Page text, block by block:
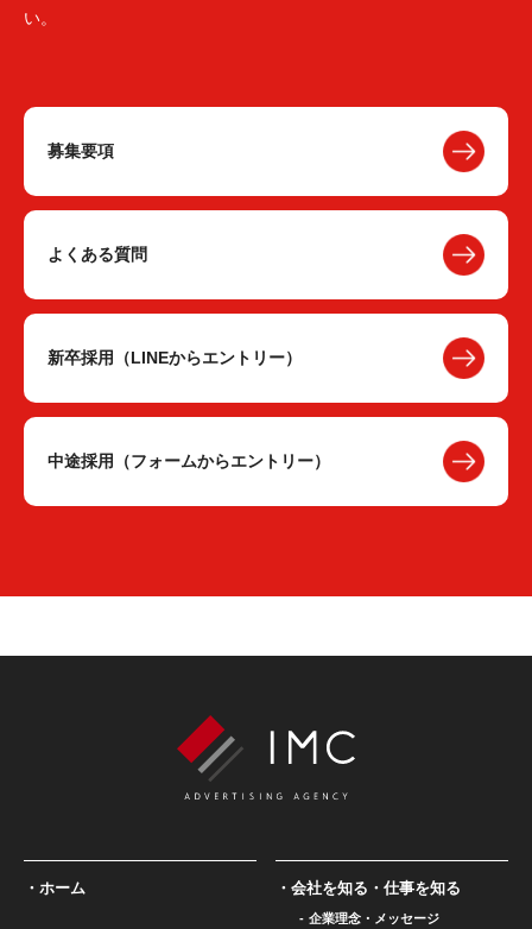
い。
募集要項
よくある質問
新卒採用（LINEからエントリー）
中途採用（フォームからエントリー）
ホーム 会社を知る・仕事を知る
企業理念・メッセージ